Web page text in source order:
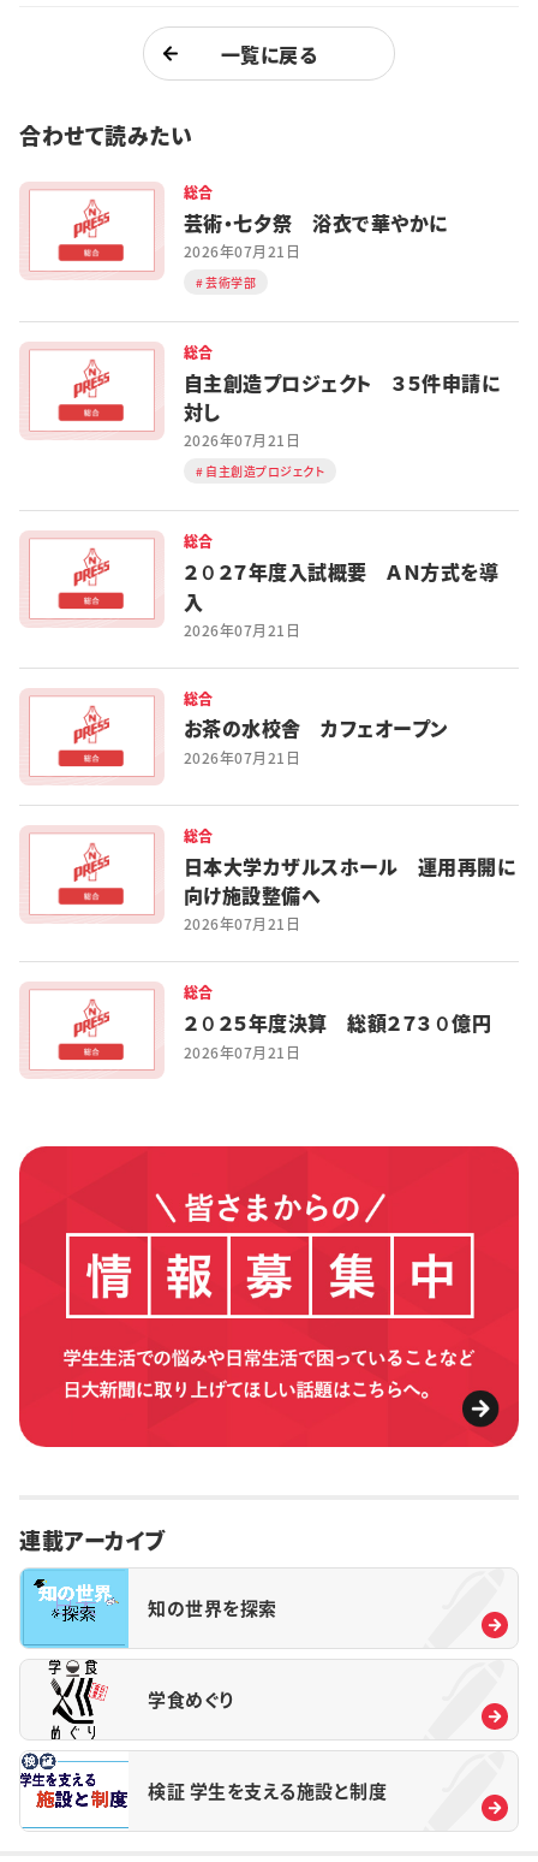
一覧に戻る
合わせて読みたい
総合
芸術・七夕祭 浴衣で華やかに
2026年07月21日
芸術学部
総合
自主創造プロジェクト ３５件申請に
対し
2026年07月21日
自主創造プロジェクト
総合
２０２７年度入試概要 ＡＮ方式を導
入
2026年07月21日
総合
お茶の水校舎 カフェオープン
2026年07月21日
総合
日本大学カザルスホール 運用再開に
向け施設整備へ
2026年07月21日
総合
２０２５年度決算 総額２７３０億円
2026年07月21日
連載アーカイブ
知の世界を探索
学食めぐり
検証 学生を支える施設と制度